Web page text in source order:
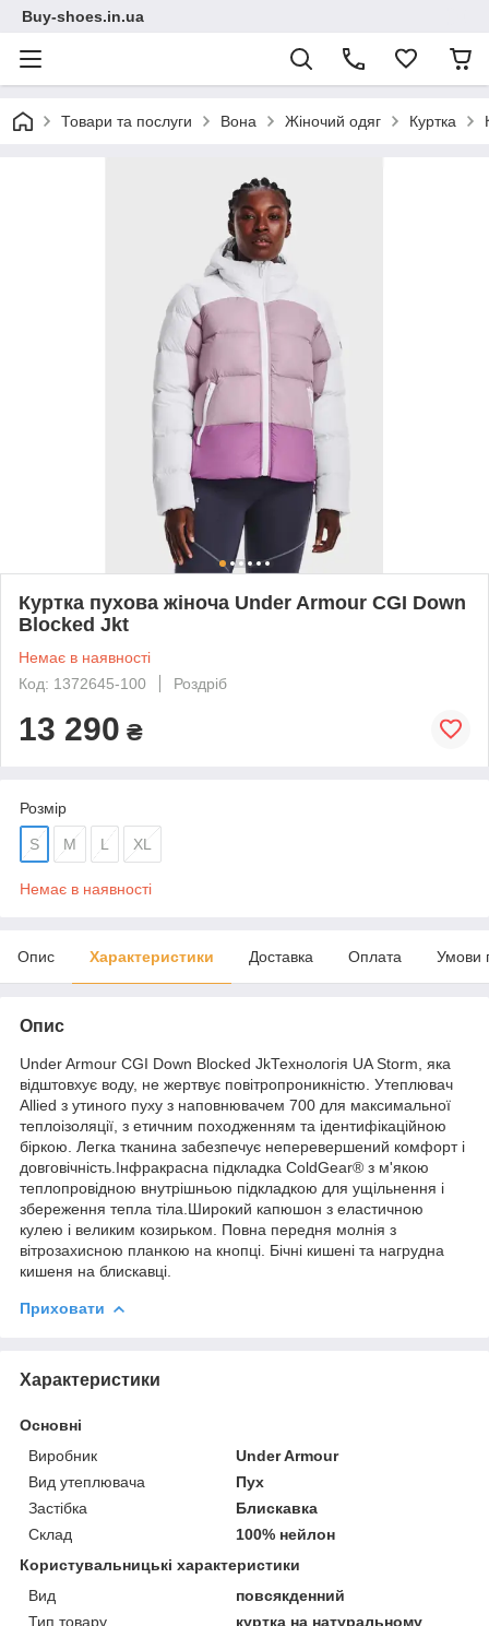
Buy-shoes.in.ua
Товари та послуги Вона Жіночий одяг Куртка
Куртка пухова жіноча Under Armour CGI Down
Blocked Jkt
Немає в наявності
Код: 1372645-100
Роздріб
13 290 ₴
Розмір
S M L XL
Немає в наявності
Опис Характеристики Доставка Оплата Умови
Опис
Under Armour CGI Down Blocked JkТехнологія UA Storm, яка
відштовхує воду, не жертвує повітропроникністю. Утеплювач
Allied з утиного пуху з наповнювачем 700 для максимальної
теплоізоляції, з етичним походженням та ідентифікаційною
біркою. Легка тканина забезпечує неперевершений комфорт і
довговічність.Інфракрасна підкладка ColdGear® з м'якою
теплопровідною внутрішньою підкладкою для ущільнення і
збереження тепла тіла.Широкий капюшон з еластичною
кулею і великим козирьком. Повна передня молнія з
вітрозахисною планкою на кнопці. Бічні кишені та нагрудна
кишеня на блискавці.
Приховати
Характеристики
Основні
Виробник
Under Armour
Вид утеплювача
Пух
Застібка
Блискавка
Склад
100% нейлон
Користувальницькі характеристики
Вид
повсякденний
Тип товару
куртка на натуральному